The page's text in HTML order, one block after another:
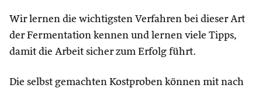
Wir lernen die wichtigsten Verfahren bei dieser Art
der Fermentation kennen und lernen viele Tipps,
damit die Arbeit sicher zum Erfolg führt.
Die selbst gemachten Kostproben können mit nach